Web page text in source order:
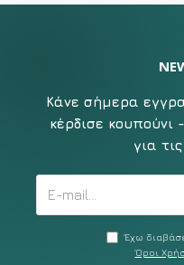
Κάνε σήμερα
κέρδισε κουπούνι
για
Έχω
Όροι